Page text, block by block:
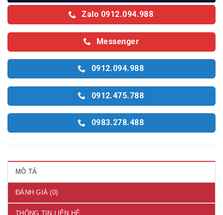
Zalo 0912.094.988
Messenger
0912.094.988
0912.475.788
0983.278.488
MÔ TẢ
ĐÁNH GIÁ (0)
THÔNG TIN LIÊN HỆ